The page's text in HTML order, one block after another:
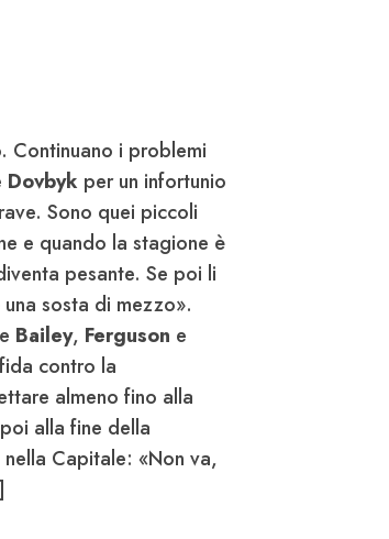
Continuano i problemi
Dovbyk per un infortunio
Sono quei piccoli
e quando la stagione è
pesante. Se poi li
sosta di mezzo».
Bailey, Ferguson e
contro la
almeno fino alla
alla fine della
nella Capitale: «Non va,